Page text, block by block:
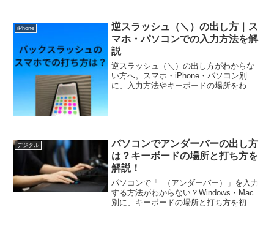
くさんあります。しかし、残念ながら、
録画機能は備えられ...
iPhone
逆スラッシュ（＼）の出し方｜ス
マホ・パソコンでの入力方法を解
説
逆スラッシュ（＼）の出し方がわからな
い方へ。スマホ・iPhone・パソコン別
に、入力方法やキーボードの場所をわか
デジタル
パソコンでアンダーバーの出し方
は？キーボードの場所と打ち方を
解説！
パソコンで「_（アンダーバー）」を入力
する方法がわからない？Windows・Mac
別に、キーボードの場所と打ち方を初心